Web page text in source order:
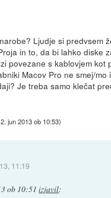
Ljudje si predvsem
in to, da bi lahko diske
povezane s kablovjem kot
Macov Pro ne smej/mo
Je treba samo klečat
jun 2013 ob 10:53)
11:19
ob 10:51 izjavil: